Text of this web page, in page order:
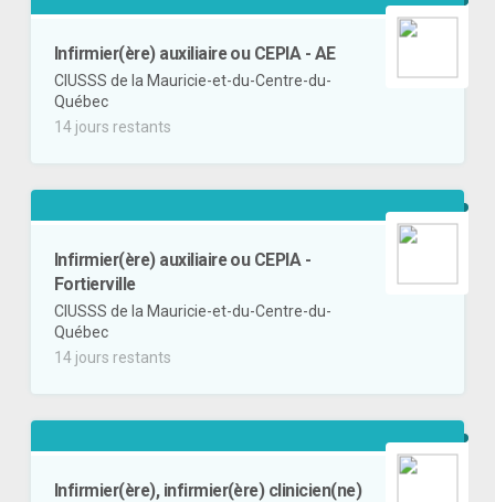
Infirmier(ère) auxiliaire ou CEPIA - AE
CIUSSS de la Mauricie-et-du-Centre-du-
Québec
14 jours restants
Infirmier(ère) auxiliaire ou CEPIA -
Fortierville
CIUSSS de la Mauricie-et-du-Centre-du-
Québec
14 jours restants
Infirmier(ère), infirmier(ère) clinicien(ne)